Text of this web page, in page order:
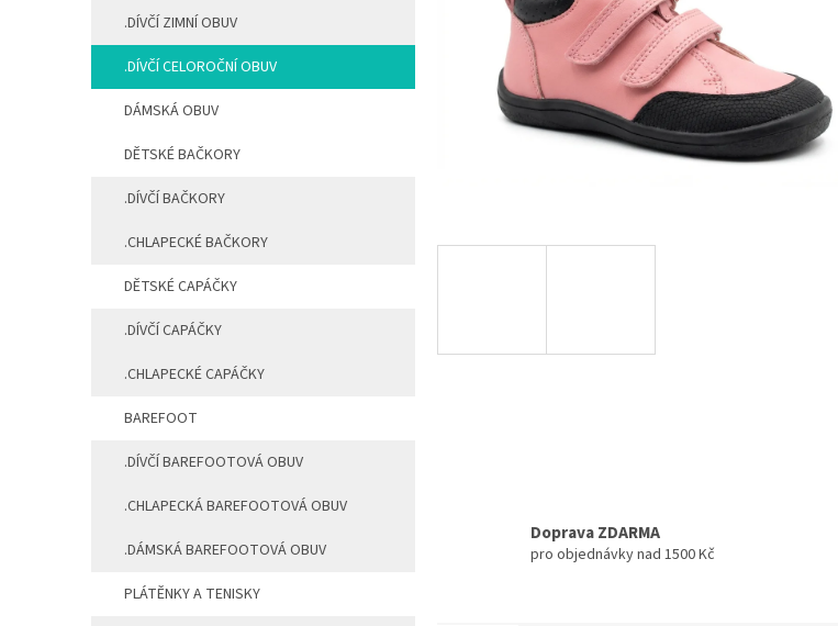
n
l
.DÍVČÍ ZIMNÍ OBUV
.DÍVČÍ CELOROČNÍ OBUV
DÁMSKÁ OBUV
DĚTSKÉ BAČKORY
.DÍVČÍ BAČKORY
.CHLAPECKÉ BAČKORY
DĚTSKÉ CAPÁČKY
.DÍVČÍ CAPÁČKY
.CHLAPECKÉ CAPÁČKY
BAREFOOT
.DÍVČÍ BAREFOOTOVÁ OBUV
.CHLAPECKÁ BAREFOOTOVÁ OBUV
.DÁMSKÁ BAREFOOTOVÁ OBUV
PLÁTĚNKY A TENISKY
Doprava ZDARMA
pro objednávky nad 1500 Kč